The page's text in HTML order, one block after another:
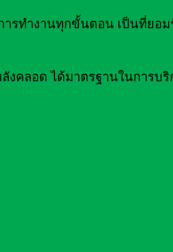
รทำงานทุกขั้นตอน เป็นที่ยอม
งคลอด ได้มาตรฐานในการบริ